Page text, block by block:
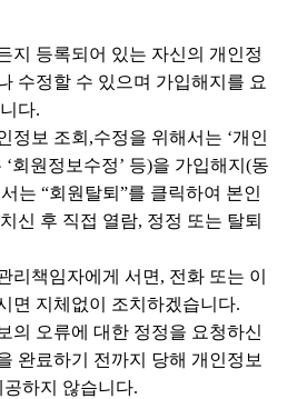
지 등록되어 있는 자신의 개인정
수정할 수 있으며 가입해지를 요
다.
정보 조회,수정을 위해서는 ‘개인
‘회원정보수정’ 등)을 가입해지(동
는 “회원탈퇴”를 클릭하여 본인
신 후 직접 열람, 정정 또는 탈퇴
리책임자에게 서면, 전화 또는 이
면 지체없이 조치하겠습니다.
의 오류에 대한 정정을 요청하신
완료하기 전까지 당해 개인정보
하지 않습니다.